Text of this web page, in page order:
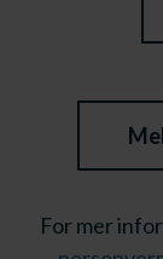
For mer